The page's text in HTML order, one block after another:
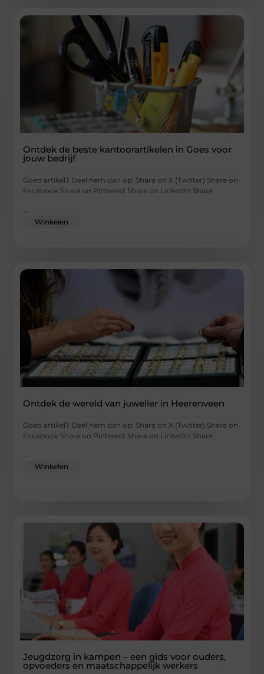
Ontdek de beste kantoorartikelen in Goes voor
jouw bedrijf
Goed artikel? Deel hem dan op: Share on X (Twitter) Share on
Facebook Share on Pinterest Share on LinkedIn Share
Winkelen
Ontdek de wereld van juwelier in Heerenveen
Goed artikel? Deel hem dan op: Share on X (Twitter) Share on
Facebook Share on Pinterest Share on LinkedIn Share
...
Winkelen
Jeugdzorg in kampen – een gids voor ouders,
opvoeders en maatschappelijk werkers